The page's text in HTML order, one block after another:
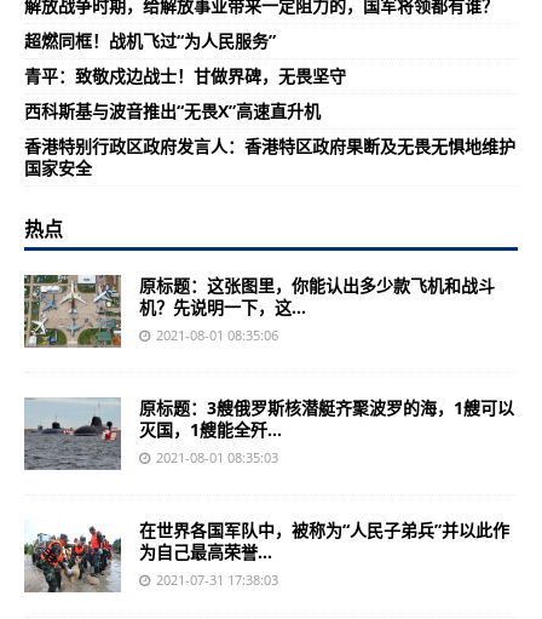
解放战争时期，给解放事业带来一定阻力的，国军将领都有谁？
超燃同框！战机飞过“为人民服务”
青平：致敬戍边战士！甘做界碑，无畏坚守
西科斯基与波音推出“无畏X”高速直升机
香港特别行政区政府发言人：香港特区政府果断及无畏无惧地维护
国家安全
热点
原标题：这张图里，你能认出多少款飞机和战斗
机？先说明一下，这...
2021-08-01 08:35:06
原标题：3艘俄罗斯核潜艇齐聚波罗的海，1艘可以
灭国，1艘能全歼...
2021-08-01 08:35:03
在世界各国军队中，被称为“人民子弟兵”并以此作
为自己最高荣誉...
2021-07-31 17:38:03